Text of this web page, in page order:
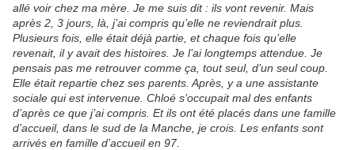
allé voir chez ma mère. Je me suis dit : ils vont revenir. Mais
après 2, 3 jours, là, j’ai compris qu’elle ne reviendrait plus.
Plusieurs fois, elle était déjà partie, et chaque fois qu’elle
revenait, il y avait des histoires. Je l’ai longtemps attendue. Je
pensais pas me retrouver comme ça, tout seul, d’un seul coup.
Elle était repartie chez ses parents. Après, y a une assistante
sociale qui est intervenue. Chloé s’occupait mal des enfants
d’après ce que j’ai compris. Et ils ont été placés dans une famille
d’accueil, dans le sud de la Manche, je crois. Les enfants sont
arrivés en famille d’accueil en 97.